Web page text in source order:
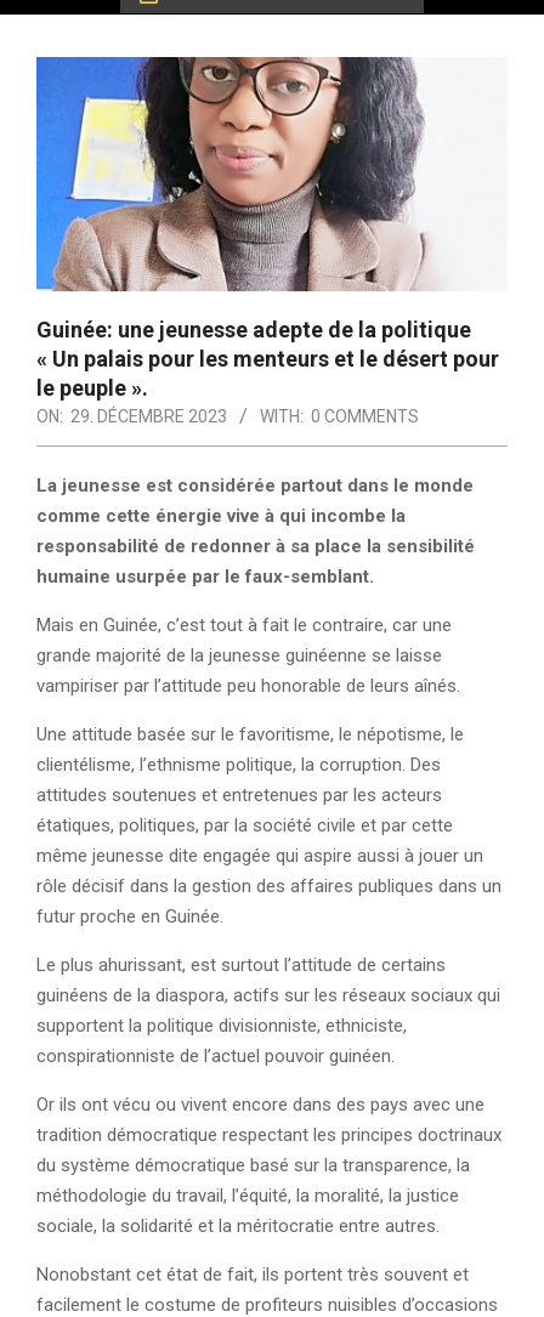
Guinée: une jeunesse adepte de la politique
« Un palais pour les menteurs et le désert pour
le peuple ».
ON: 29. DÉCEMBRE 2023 WITH: 0 COMMENTS
La jeunesse est considérée partout dans le monde
comme cette énergie vive à qui incombe la
responsabilité de redonner à sa place la sensibilité
humaine usurpée par le faux-semblant.
Mais en Guinée, c’est tout à fait le contraire, car une
grande majorité de la jeunesse guinéenne se laisse
vampiriser par l’attitude peu honorable de leurs aînés.
Une attitude basée sur le favoritisme, le népotisme, le
clientélisme, l’ethnisme politique, la corruption. Des
attitudes soutenues et entretenues par les acteurs
étatiques, politiques, par la société civile et par cette
même jeunesse dite engagée qui aspire aussi à jouer un
rôle décisif dans la gestion des affaires publiques dans un
futur proche en Guinée.
Le plus ahurissant, est surtout l’attitude de certains
guinéens de la diaspora, actifs sur les réseaux sociaux qui
supportent la politique divisionniste, ethniciste,
conspirationniste de l’actuel pouvoir guinéen.
Or ils ont vécu ou vivent encore dans des pays avec une
tradition démocratique respectant les principes doctrinaux
du système démocratique basé sur la transparence, la
méthodologie du travail, l’équité, la moralité, la justice
sociale, la solidarité et la méritocratie entre autres.
Nonobstant cet état de fait, ils portent très souvent et
facilement le costume de profiteurs nuisibles d’occasions